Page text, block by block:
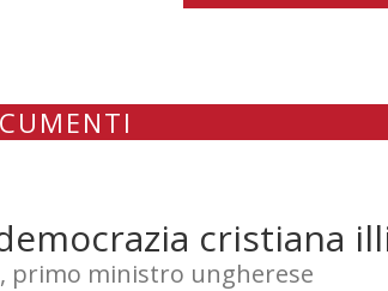
cristiana
primo ministro ungherese